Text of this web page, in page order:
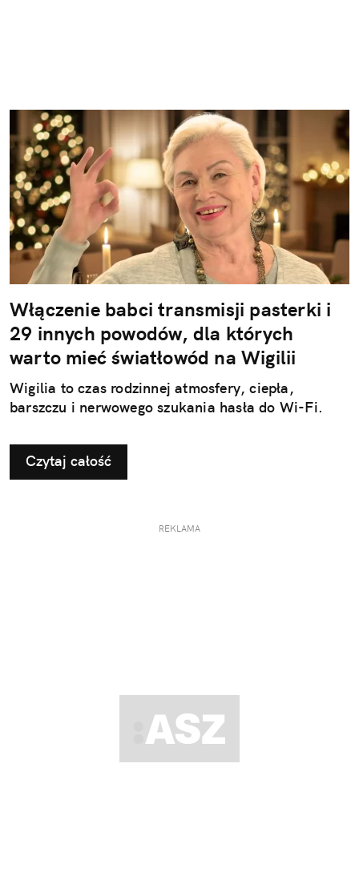
Włączenie babci transmisji pasterki i
29 innych powodów, dla których
warto mieć światłowód na Wigilii
Wigilia to czas rodzinnej atmosfery, ciepła,
barszczu i nerwowego szukania hasła do Wi-Fi.
Czytaj całość
REKLAMA